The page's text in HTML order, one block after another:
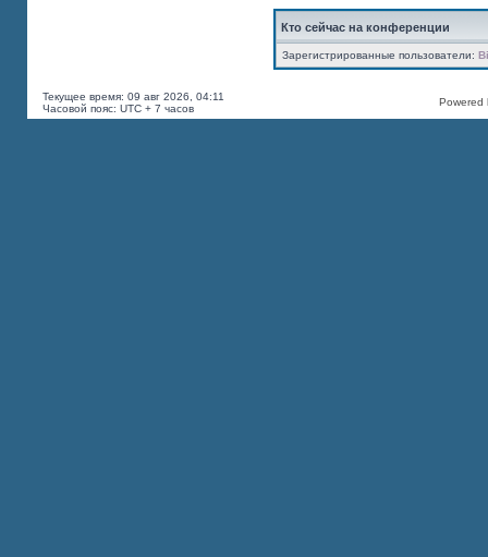
Кто сейчас на конференции
Зарегистрированные пользователи:
Текущее время: 09 авг 2026, 04:11
Часовой пояс: UTC + 7 часов
Powered